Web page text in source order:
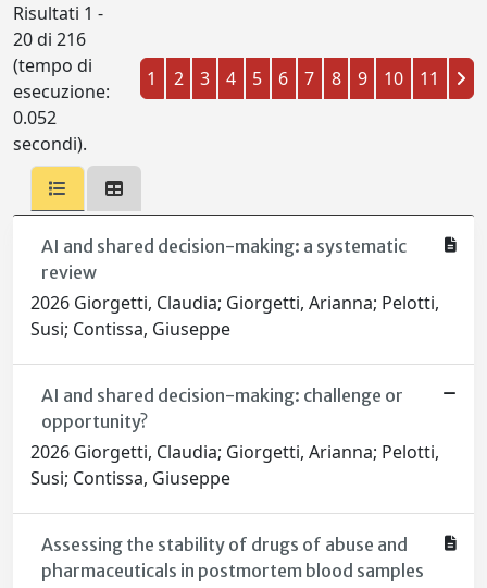
Risultati 1 -
20 di 216
(tempo di
esecuzione:
0.052
secondi).
1 2 3 4 5 6 7 8 9 10 11
AI and shared decision-making: a systematic
review
2026 Giorgetti, Claudia; Giorgetti, Arianna; Pelotti,
Susi; Contissa, Giuseppe
AI and shared decision-making: challenge or
opportunity?
2026 Giorgetti, Claudia; Giorgetti, Arianna; Pelotti,
Susi; Contissa, Giuseppe
Assessing the stability of drugs of abuse and
pharmaceuticals in postmortem blood samples